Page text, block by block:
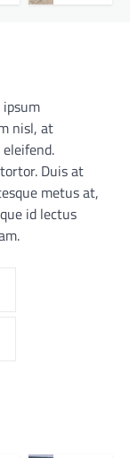
nisl, at
Duis at
metus at,
id lectus